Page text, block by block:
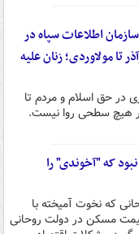
اطلاعات سپاه در
تا مولاوردی؛ زنان علیه
در حق اسلام و مردم تا
هیچ سطحی روا نیست.
که "آخوندی" را
که نخوت آمیخته با
مسکن در دولت روحانی